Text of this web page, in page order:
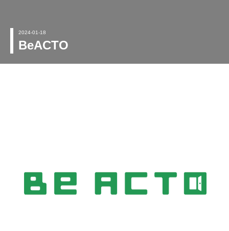
2024-01-18
BeACTO